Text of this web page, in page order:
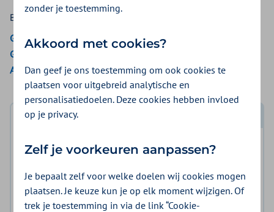
Bekijk de vergoedingen van:
Gemeenten Optimaal
Gemeente Amsterdam
Aon Vitaal
Log in met DigiD
Log in en bekijk welke vergoeding en voorwaarden
Log in met DigiD
zonder je toestemming.
Akkoord met cookies?
Dan geef je ons toestemming om ook cookies te
plaatsen voor uitgebreid analytische en
personalisatiedoelen. Deze cookies hebben invloed
op je privacy.
Zelf je voorkeuren aanpassen?
Je bepaalt zelf voor welke doelen wij cookies mogen
plaatsen. Je keuze kun je op elk moment wijzigen. Of
trek je toestemming in via de link “Cookie-